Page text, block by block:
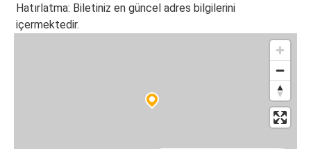
Hatırlatma: Biletiniz en güncel adres bilgilerini
içermektedir.